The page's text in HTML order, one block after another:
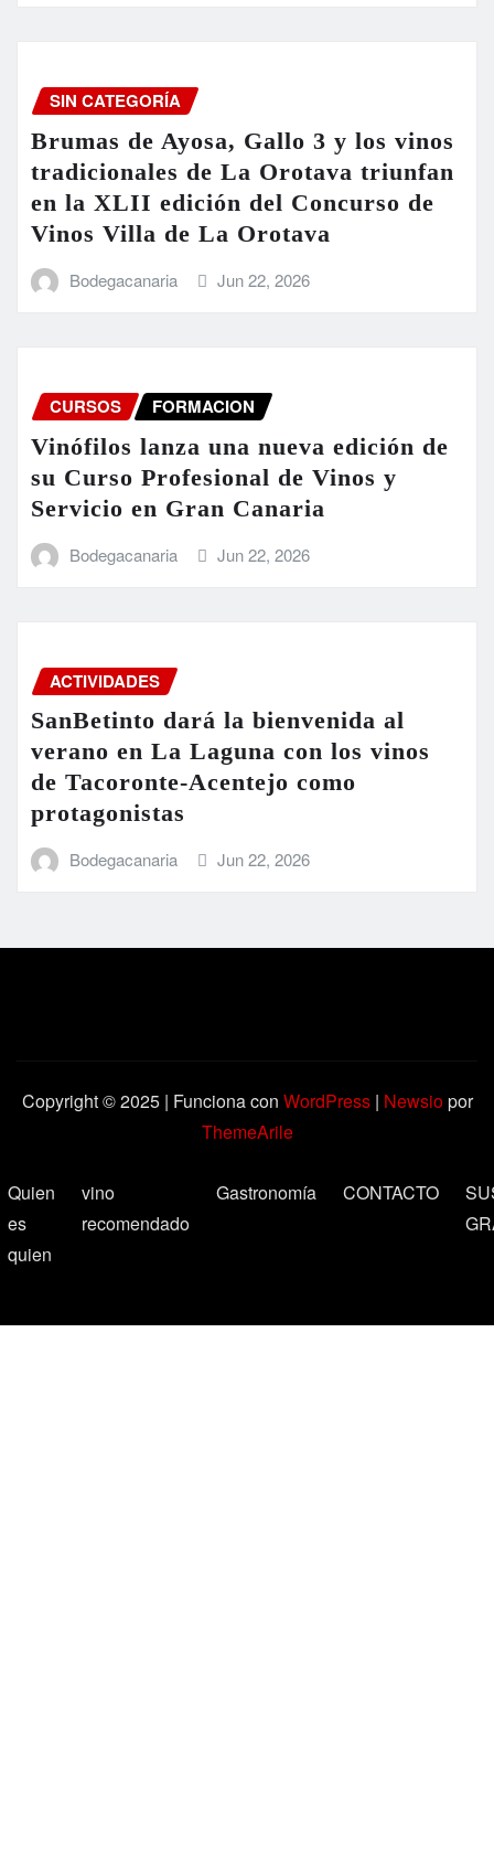
SIN CATEGORÍA
Brumas de Ayosa, Gallo 3 y los vinos
tradicionales de La Orotava triunfan
en la XLII edición del Concurso de
Vinos Villa de La Orotava
Bodegacanaria Jun 22, 2026
CURSOS FORMACION
Vinófilos lanza una nueva edición de
su Curso Profesional de Vinos y
Servicio en Gran Canaria
Bodegacanaria Jun 22, 2026
ACTIVIDADES
SanBetinto dará la bienvenida al
verano en La Laguna con los vinos
de Tacoronte-Acentejo como
protagonistas
Bodegacanaria Jun 22, 2026
Copyright © 2025 | Funciona con WordPress | Newsiopor
ThemeArile
Quien
es
quien
vino
recomendado
Gastronomía CONTACTO